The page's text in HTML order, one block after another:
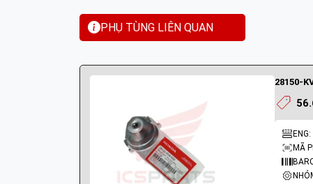
PHỤ TÙNG LIÊN QUAN
MÃ